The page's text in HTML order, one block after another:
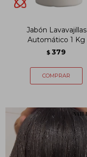
Jabón Lavavajillas
Automático 1 Kg
$ 379